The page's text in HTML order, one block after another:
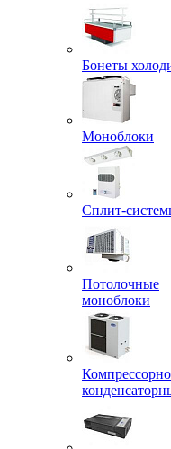
Бонеты
Моноблоки
Сплит-
Потолочные
моноблоки